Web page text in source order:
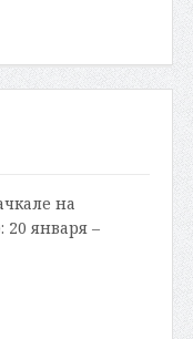
на
января –